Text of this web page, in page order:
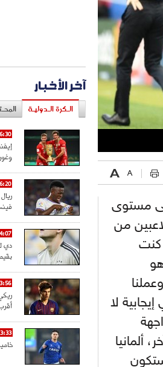
مستوى
من
كنت
لا
ألمانيا
آخر الأخبار
الـكرة الـدوليـة
دي
بقيمة 150